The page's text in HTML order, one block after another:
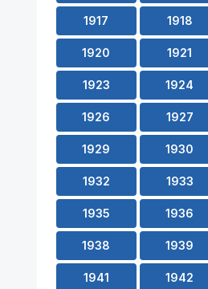
1917 1918
1920 1921
1923 1924
1926 1927
1929 1930
1932 1933
1935 1936
1938 1939
1941 1942